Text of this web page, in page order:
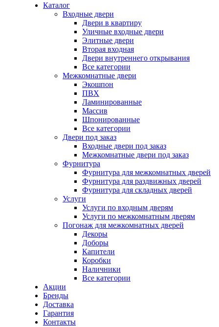
Каталог
Входные двери
Двери в квартиру
Уличные входные двери
Элитные двери
Вторая входная
Двери внутреннего открывания
Все категории
Межкомнатные двери
Экошпон
ПВХ
Ламинированные
Массив
Шпонированные
Все категории
Двери под заказ
Входные двери под заказ
Межкомнатные двери под заказ
Фурнитура
Фурнитура для межкомнатных дверей
Фурнитура для раздвижных дверей
Фурнитура для складных дверей
Услуги
Услуги по входным дверям
Услуги по межкомнатным дверям
Погонаж для межкомнатных дверей
Декоры
Доборы
Капители
Коробки
Наличники
Все категории
Акции
Бренды
Доставка
Гарантия
Контакты